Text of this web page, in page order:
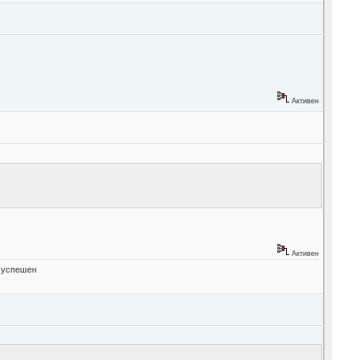
Активен
Активен
успешен